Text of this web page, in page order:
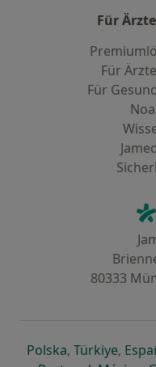
Für
Für
Für
80333
Polskaöffnet in einer
, Türkiyeöffnet
,